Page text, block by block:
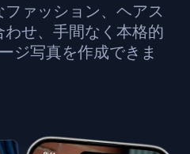
ァッション、ヘアス
せ、手間なく本格的
ジ写真を作成できま